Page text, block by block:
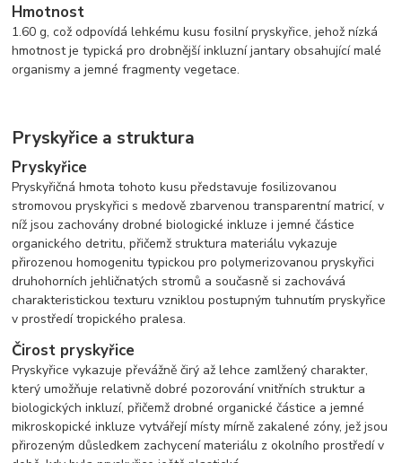
Hmotnost
1.60 g, což odpovídá lehkému kusu fosilní pryskyřice, jehož nízká
hmotnost je typická pro drobnější inkluzní jantary obsahující malé
organismy a jemné fragmenty vegetace.
Pryskyřice a struktura
Pryskyřice
Pryskyřičná hmota tohoto kusu představuje fosilizovanou
stromovou pryskyřici s medově zbarvenou transparentní matricí, v
níž jsou zachovány drobné biologické inkluze i jemné částice
organického detritu, přičemž struktura materiálu vykazuje
přirozenou homogenitu typickou pro polymerizovanou pryskyřici
druhohorních jehličnatých stromů a současně si zachovává
charakteristickou texturu vzniklou postupným tuhnutím pryskyřice
v prostředí tropického pralesa.
Čirost pryskyřice
Pryskyřice vykazuje převážně čirý až lehce zamlžený charakter,
který umožňuje relativně dobré pozorování vnitřních struktur a
biologických inkluzí, přičemž drobné organické částice a jemné
mikroskopické inkluze vytvářejí místy mírně zakalené zóny, jež jsou
přirozeným důsledkem zachycení materiálu z okolního prostředí v